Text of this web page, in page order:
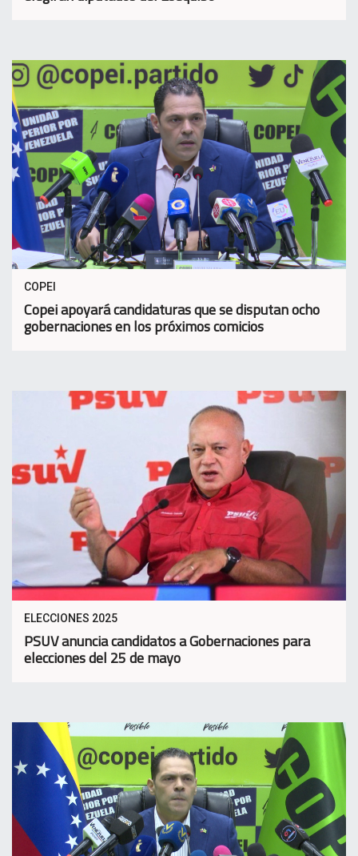
COPEI
Copei apoyará candidaturas que se disputan ocho
gobernaciones en los próximos comicios
ELECCIONES 2025
PSUV anuncia candidatos a Gobernaciones para
elecciones del 25 de mayo